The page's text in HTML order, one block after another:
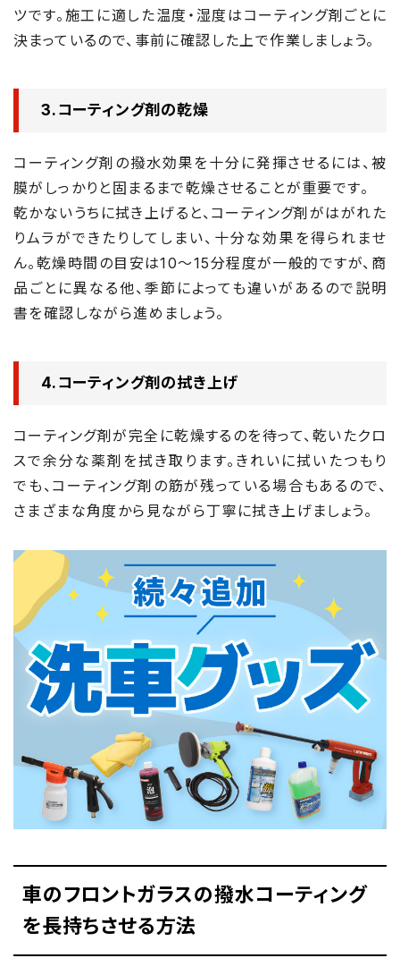
ツです。施工に適した温度・湿度はコーティング剤ごとに
決まっているので、事前に確認した上で作業しましょう。
3.コーティング剤の乾燥
コーティング剤の撥水効果を十分に発揮させるには、被
膜がしっかりと固まるまで乾燥させることが重要です。
乾かないうちに拭き上げると、コーティング剤がはがれた
りムラができたりしてしまい、十分な効果を得られませ
ん。乾燥時間の目安は10～15分程度が一般的ですが、商
品ごとに異なる他、季節によっても違いがあるので説明
書を確認しながら進めましょう。
4.コーティング剤の拭き上げ
コーティング剤が完全に乾燥するのを待って、乾いたクロ
スで余分な薬剤を拭き取ります。きれいに拭いたつもり
でも、コーティング剤の筋が残っている場合もあるので、
さまざまな角度から見ながら丁寧に拭き上げましょう。
車のフロントガラスの撥水コーティング
を長持ちさせる方法